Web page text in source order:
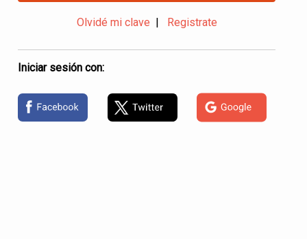
Olvidé mi clave Registrate
Iniciar sesión con: